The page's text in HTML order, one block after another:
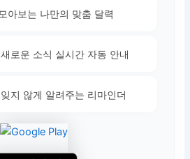
아보는 나만의 맞춤 달력
로운 소식 실시간 자동 안내
지 않게 알려주는 리마인더